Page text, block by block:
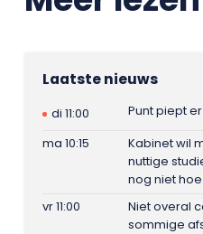
Laatste nieuws
di 11:00
Punt piept
ma 10:15
Kabinet wil
nuttige
nog niet hoe
vr 11:00
Niet overal
sommige